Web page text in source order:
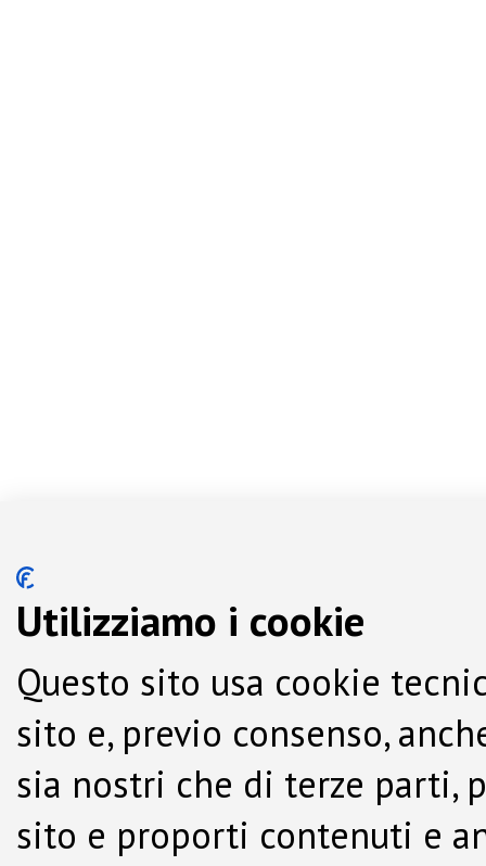
Utilizziamo i cookie
Questo sito usa cookie
sito e, previo consenso,
sia nostri che di terze parti,
sito e proporti contenuti e